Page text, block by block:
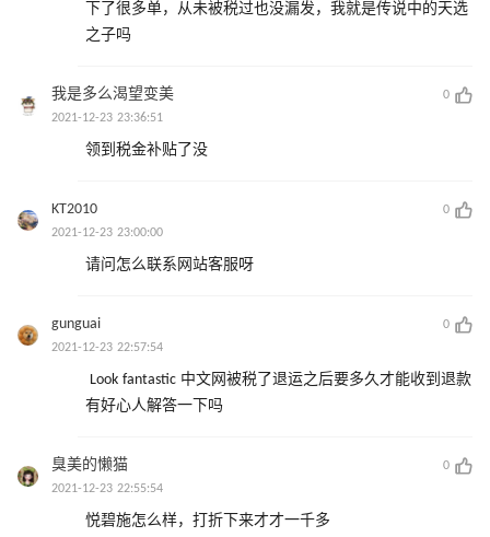
下了很多单，从未被税过也没漏发，我就是传说中的天选
之子吗
我是多么渴望变美
0
2021-12-23 23:36:51
领到税金补贴了没
KT2010
0
2021-12-23 23:00:00
请问怎么联系网站客服呀
gunguai
0
2021-12-23 22:57:54
Look fantastic 中文网被税了退运之后要多久才能收到退款
有好心人解答一下吗 ​
臭美的懒猫
0
2021-12-23 22:55:54
悦碧施怎么样，打折下来才才一千多